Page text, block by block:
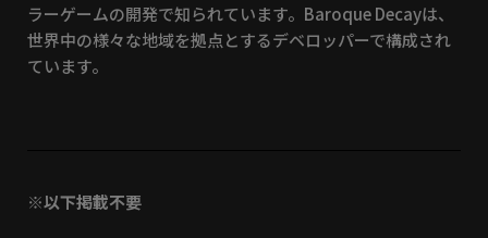
ラーゲームの開発で知られています。Baroque Decayは、
世界中の様々な地域を拠点とするデベロッパーで構成され
ています。
※以下掲載不要